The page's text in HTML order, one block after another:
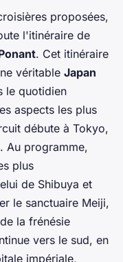
proposées,
l'itinéraire de
. Cet itinéraire
véritable Japan
le quotidien
aspects les plus
débute à Tokyo,
Au programme,
plus
de Shibuya et
le sanctuaire Meiji,
la frénésie
vers le sud, en
impériale,